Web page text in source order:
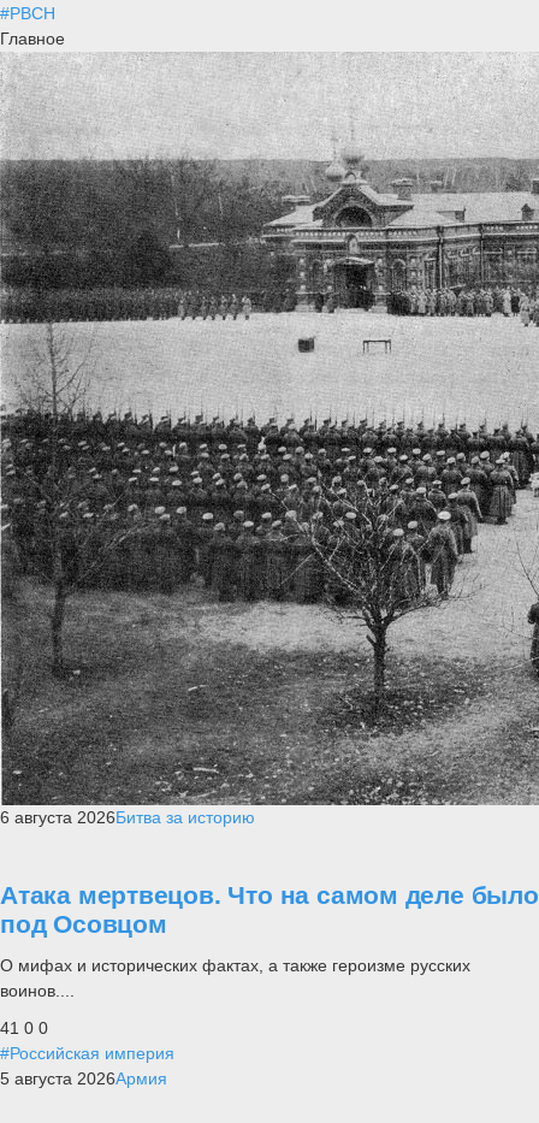
#РВСН
Главное
6 августа 2026Битва за историю
Атака мертвецов. Что на самом деле было
под Осовцом
О мифах и исторических фактах, а также героизме русских
воинов....
41 0 0
#Российская империя
5 августа 2026Армия